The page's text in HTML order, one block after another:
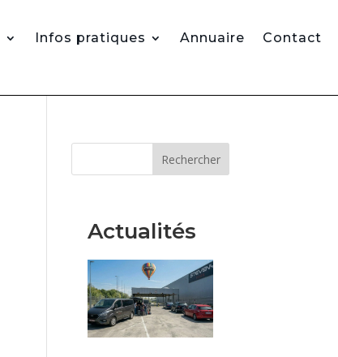
Infos pratiques Annuaire Contact
Rechercher
Actualités